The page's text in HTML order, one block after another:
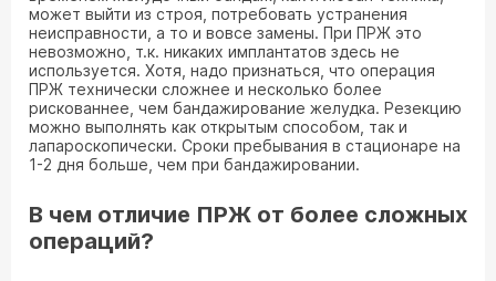
может выйти из строя, потребовать устранения
неисправности, а то и вовсе замены. При ПРЖ это
невозможно, т.к. никаких имплантатов здесь не
используется. Хотя, надо признаться, что операция
ПРЖ технически сложнее и несколько более
рискованнее, чем бандажирование желудка. Резекцию
можно выполнять как открытым способом, так и
лапароскопически. Сроки пребывания в стационаре на
1-2 дня больше, чем при бандажировании.
В чем отличие ПРЖ от более сложных
операций?